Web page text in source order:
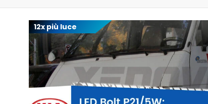
12x più luce